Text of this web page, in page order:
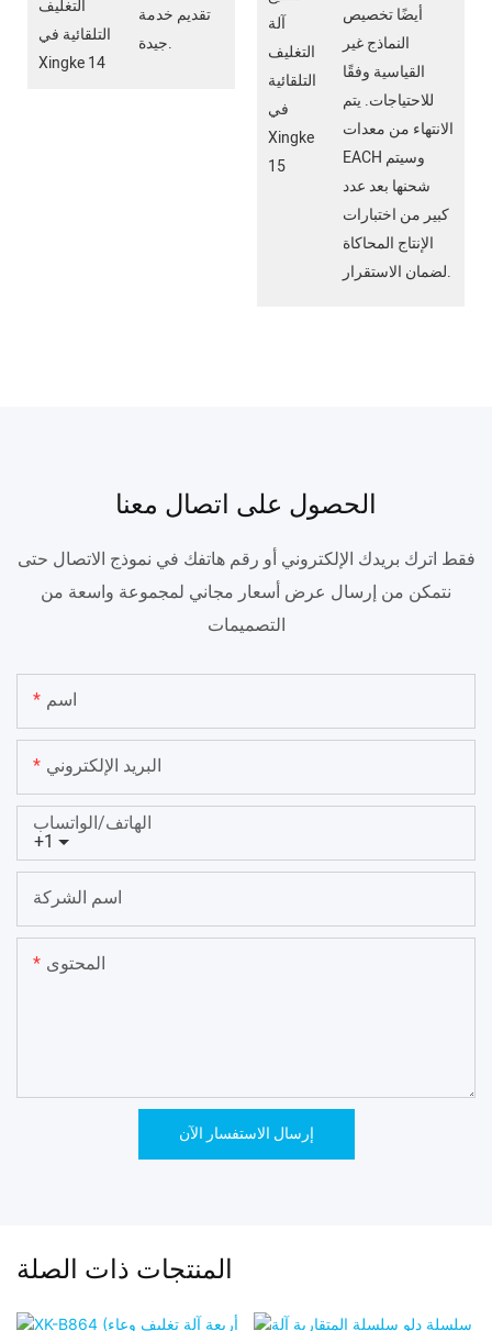
تقديم خدمة
جيدة.
أيضًا تخصيص
النماذج غير
القياسية وفقًا
للاحتياجات. يتم
الانتهاء من معدات
EACH وسيتم
شحنها بعد عدد
كبير من اختبارات
الإنتاج المحاكاة
لضمان الاستقرار.
الحصول على اتصال معنا
فقط اترك بريدك الإلكتروني أو رقم هاتفك في نموذج الاتصال حتى
نتمكن من إرسال عرض أسعار مجاني لمجموعة واسعة من
التصميمات
اسم
البريد الإلكتروني
+1
الهاتف/الواتساب
اسم الشركة
المحتوى
إرسال الاستفسار الآن
المنتجات ذات الصلة